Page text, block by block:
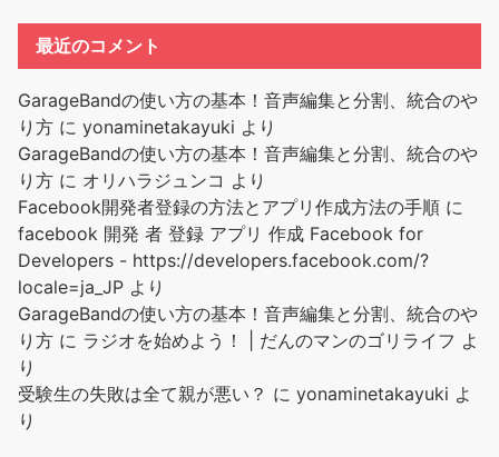
最近のコメント
GarageBandの使い方の基本！音声編集と分割、統合のや
り方 に yonaminetakayuki より
GarageBandの使い方の基本！音声編集と分割、統合のや
り方 に オリハラジュンコ より
Facebook開発者登録の方法とアプリ作成方法の手順 に
facebook 開発 者 登録 アプリ 作成 Facebook for
Developers - https://developers.facebook.com/?
locale=ja_JP より
GarageBandの使い方の基本！音声編集と分割、統合のや
り方 に ラジオを始めよう！ | だんのマンのゴリライフ よ
り
受験生の失敗は全て親が悪い？ に yonaminetakayuki よ
り